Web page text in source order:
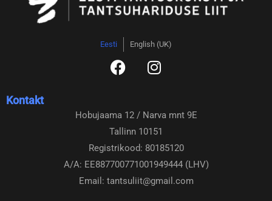
Eesti English (UK)
F
a
b
o
o
k
I
n
a
g
r
a
m
Kontakt
Hobujaama 12 / Narva mnt 9E
Tallinn 10151
Registrikood: 80185120
A/A: EE887700771001949444 (LHV)
Email: tantsuliit@gmail.com